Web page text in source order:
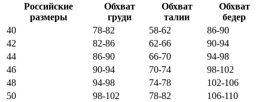
Российские
размеры
Обхват
груди
Обхват
талии
Обхват
бедер
40
78-82 58-62
86-90
42
82-86 62-66
90-94
44
86-90 66-70
94-98
46
90-94 70-74
98-102
48
94-98 74-78
102-106
50
98-102 78-82
106-110